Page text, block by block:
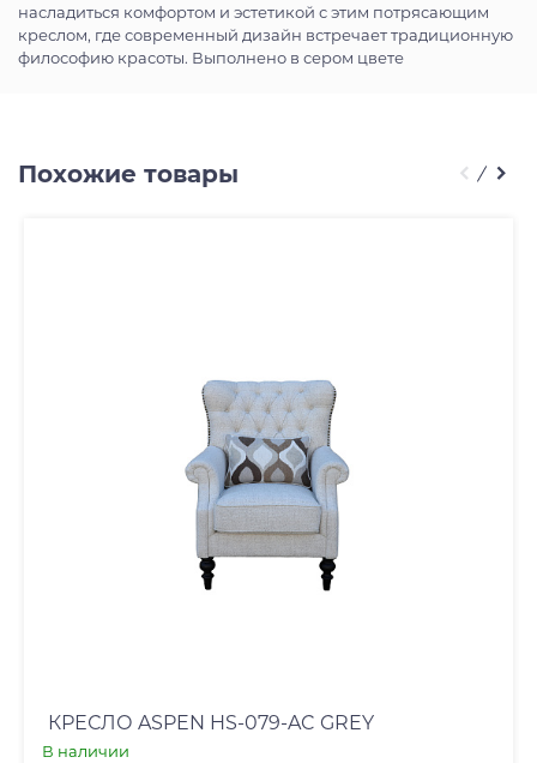
насладиться комфортом и эстетикой с этим потрясающим
креслом, где современный дизайн встречает традиционную
философию красоты. Выполнено в сером цвете
Похожие товары
КРЕСЛО ASPEN HS-079-AC GREY
В наличии